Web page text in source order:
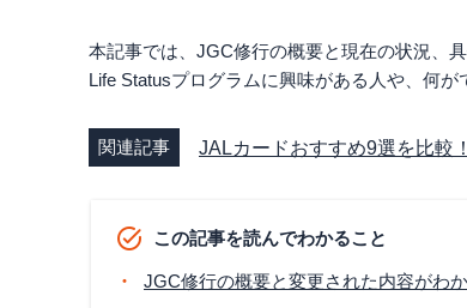
本記事では、JGC修行の概要と現在の状況、
Life Statusプログラムに興味がある人や、何
関連記事 JALカードおすすめ9選を比較
この記事を読んでわかること
JGC修行の概要と変更された内容がわ